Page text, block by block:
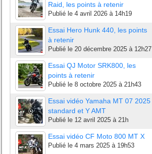
Raid, les points à retenir
Publié le 4 avril 2026 à 14h19
Essai Hero Hunk 440, les points
à retenir
Publié le 20 décembre 2025 à 12h27
Essai QJ Motor SRK800, les
points à retenir
Publié le 8 octobre 2025 à 21h43
Essai vidéo Yamaha MT 07 2025
standard et Y AMT
Publié le 12 avril 2025 à 21h
Essai vidéo CF Moto 800 MT X
Publié le 4 mars 2025 à 19h53